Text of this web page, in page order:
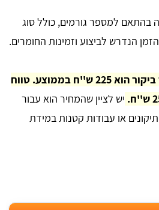
בהתאם למספר גורמים, כולל סוג
הנדרש לביצוע וזמינות החומרים.
מחיר הנדימן בנשר עבור ביקור הוא 225 ש''ח בממוצע. טווח
יש לציין שהמחיר הוא עבור
או עבודות קטנות במידת